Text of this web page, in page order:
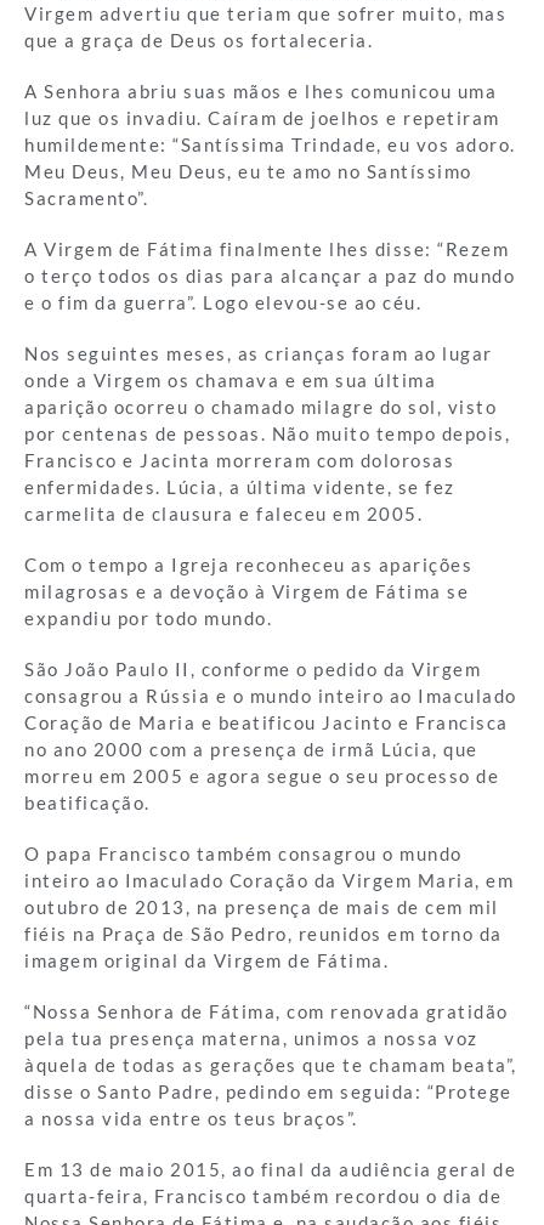
Virgem advertiu que teriam que sofrer muito, mas
que a graça de Deus os fortaleceria.
A Senhora abriu suas mãos e lhes comunicou uma
luz que os invadiu. Caíram de joelhos e repetiram
humildemente: “Santíssima Trindade, eu vos adoro.
Meu Deus, Meu Deus, eu te amo no Santíssimo
Sacramento”.
A Virgem de Fátima finalmente lhes disse: “Rezem
o terço todos os dias para alcançar a paz do mundo
e o fim da guerra”. Logo elevou-se ao céu.
Nos seguintes meses, as crianças foram ao lugar
onde a Virgem os chamava e em sua última
aparição ocorreu o chamado milagre do sol, visto
por centenas de pessoas. Não muito tempo depois,
Francisco e Jacinta morreram com dolorosas
enfermidades. Lúcia, a última vidente, se fez
carmelita de clausura e faleceu em 2005.
Com o tempo a Igreja reconheceu as aparições
milagrosas e a devoção à Virgem de Fátima se
expandiu por todo mundo.
São João Paulo II, conforme o pedido da Virgem
consagrou a Rússia e o mundo inteiro ao Imaculado
Coração de Maria e beatificou Jacinto e Francisca
no ano 2000 com a presença de irmã Lúcia, que
morreu em 2005 e agora segue o seu processo de
beatificação.
O papa Francisco também consagrou o mundo
inteiro ao Imaculado Coração da Virgem Maria, em
outubro de 2013, na presença de mais de cem mil
fiéis na Praça de São Pedro, reunidos em torno da
imagem original da Virgem de Fátima.
“Nossa Senhora de Fátima, com renovada gratidão
pela tua presença materna, unimos a nossa voz
àquela de todas as gerações que te chamam beata”,
disse o Santo Padre, pedindo em seguida: “Protege
a nossa vida entre os teus braços”.
Em 13 de maio 2015, ao final da audiência geral de
quarta-feira, Francisco também recordou o dia de